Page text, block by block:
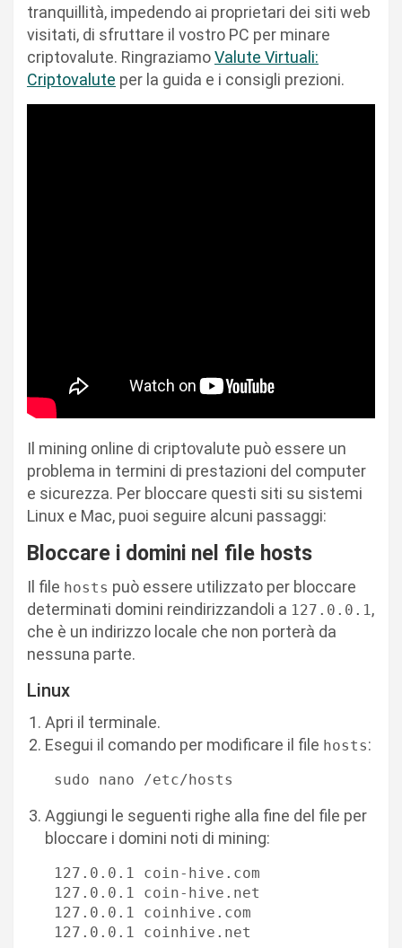
tranquillità, impedendo ai proprietari dei siti web
visitati, di sfruttare il vostro PC per minare
criptovalute. RingraziamoValute Virtuali:
Criptovalute per la guida e i consigli prezioni.
Il mining online di criptovalute può essere un
problema in termini di prestazioni del computer
e sicurezza. Per bloccare questi siti su sistemi
Linux e Mac, puoi seguire alcuni passaggi:
Bloccare i domini nel file hosts
Il file hosts può essere utilizzato per bloccare
determinati domini reindirizzandoli a 127.0.0.1 ,
che è un indirizzo locale che non porterà da
nessuna parte.
Linux
Apri il terminale.
Esegui il comando per modificare il file hosts:
   sudo nano /etc/hosts
Aggiungi le seguenti righe alla fine del file per
bloccare i domini noti di mining:
   127.0.0.1 coin-hive.com
   127.0.0.1 coin-hive.net
   127.0.0.1 coinhive.com
   127.0.0.1 coinhive.net